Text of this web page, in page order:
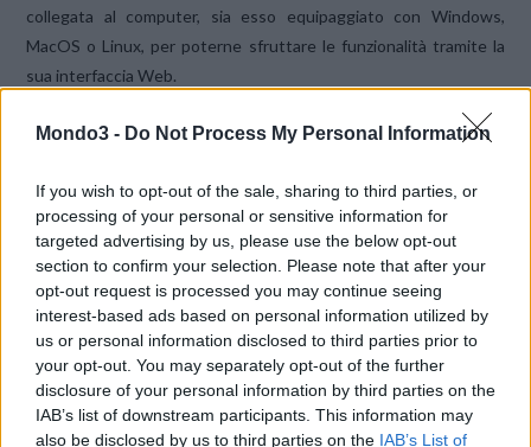
Mondo3 - Do Not Process My Personal Information
If you wish to opt-out of the sale, sharing to third parties, or
processing of your personal or sensitive information for
targeted advertising by us, please use the below opt-out
section to confirm your selection. Please note that after your
opt-out request is processed you may continue seeing
interest-based ads based on personal information utilized by
us or personal information disclosed to third parties prior to
your opt-out. You may separately opt-out of the further
disclosure of your personal information by third parties on the
IAB’s list of downstream participants. This information may
also be disclosed by us to third parties on the IAB’s List of
collegata al computer, sia esso equipaggiato con Windows,
MacOS o Linux, per poterne sfruttare le funzionalità tramite la
sua interfaccia Web.
VOISPEED CON WEBRTC
quanto avviene per altre soluzioni, non si limita a permettere la
gestione di comunicazioni via web tra browser, ma funziona
anche da gateway WebRTC – SIP, consentendo di effettuare
chiamate da e verso dispositivi di telefonia IP o di telefonia
tradizionale, siano essi gateway o linee esterne, occupandosi
anche di tradure protocolli e flussi tra i due mondi.
“L’adozione della tecnologia WebRTC, oltre ad averci consentito